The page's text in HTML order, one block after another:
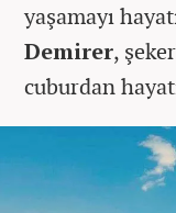
yaşamayı
Demirer,
cuburdan